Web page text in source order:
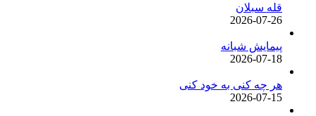
قله سبلان
2026-07-26
پیمایش شبانه
2026-07-18
هر چه کنی به خود کنی
2026-07-15